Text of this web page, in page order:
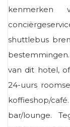
shuttlebus
van dit hotel,
24-uurs
koffieshop/
bar/lounge.